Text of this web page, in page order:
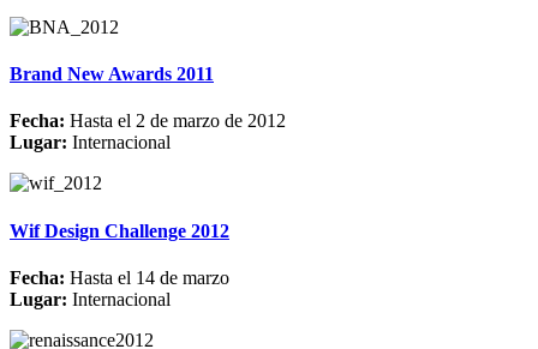
Brand New Awards 2011
Fecha: Hasta el 2 de marzo de 2012
Lugar: Internacional
Wif Design Challenge 2012
Fecha: Hasta el 14 de marzo
Lugar: Internacional